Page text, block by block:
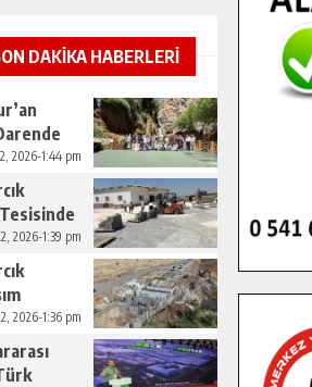
DAKİKA HABERLERİ
2026-1:44 pm
Tesisinde
2026-1:39 pm
2026-1:36 pm